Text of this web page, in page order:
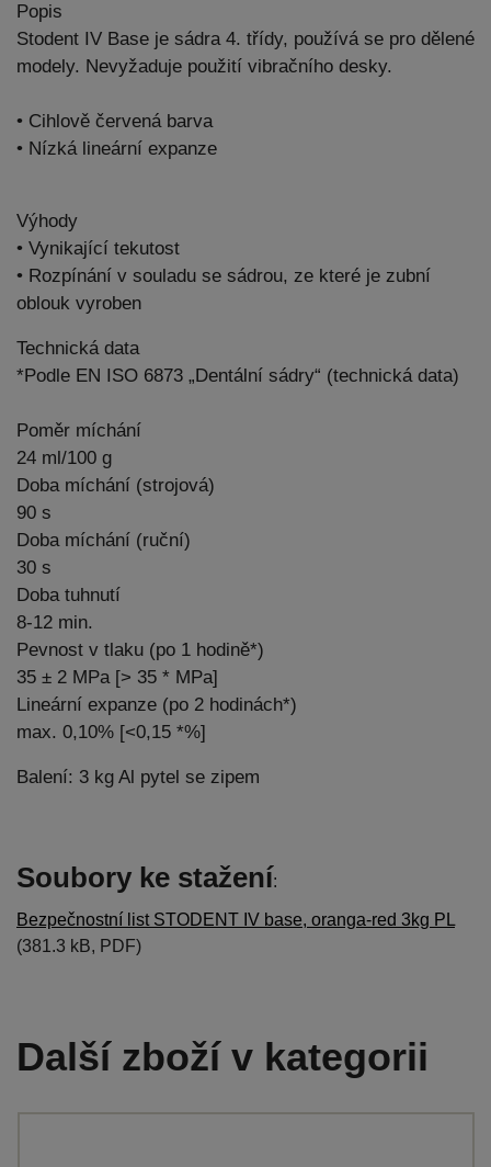
Popis
Stodent IV Base je sádra 4. třídy, používá se pro dělené
modely. Nevyžaduje použití vibračního desky.
• Cihlově červená barva
• Nízká lineární expanze
Výhody
• Vynikající tekutost
• Rozpínání v souladu se sádrou, ze které je zubní
oblouk vyroben
Technická data
*Podle EN ISO 6873 „Dentální sádry“ (technická data)
Poměr míchání
24 ml/100 g
Doba míchání (strojová)
90 s
Doba míchání (ruční)
30 s
Doba tuhnutí
8-12 min.
Pevnost v tlaku (po 1 hodině*)
35 ± 2 MPa [> 35 * MPa]
Lineární expanze (po 2 hodinách*)
max. 0,10% [<0,15 *%]
Balení: 3 kg Al pytel se zipem
Soubory ke stažení:
Bezpečnostní list STODENT IV base, oranga-red 3kg PL
(381.3 kB, PDF)
Další zboží v kategorii